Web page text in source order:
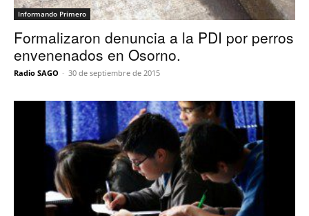
Informando Primero
Formalizaron denuncia a la PDI por perros
envenenados en Osorno.
Radio SAGO - 30 de septiembre de 2015